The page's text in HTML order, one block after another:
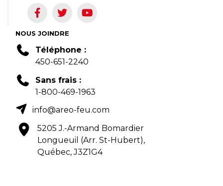
NOUS JOINDRE
Téléphone :
450-651-2240
Sans frais :
1-800-469-1963
info@areo-feu.com
5205 J.-Armand Bomardier
Longueuil (Arr. St-Hubert),
Québec, J3Z1G4